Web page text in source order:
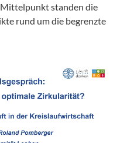
Mittelpunkt standen die
rund um die begrenzte